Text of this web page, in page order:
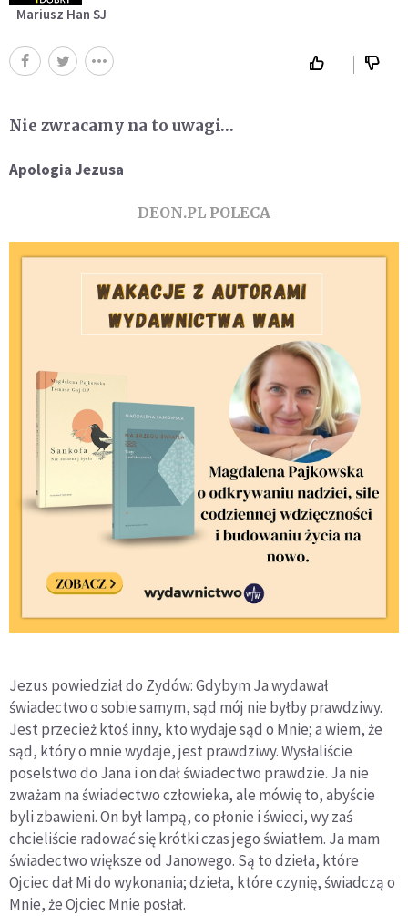
Mariusz Han SJ
Nie zwracamy na to uwagi…
Apologia Jezusa
DEON.PL POLECA
Jezus powiedział do Zydów: Gdybym Ja wydawał
świadectwo o sobie samym, sąd mój nie byłby prawdziwy.
Jest przecież ktoś inny, kto wydaje sąd o Mnie; a wiem, że
sąd, który o mnie wydaje, jest prawdziwy. Wysłaliście
poselstwo do Jana i on dał świadectwo prawdzie. Ja nie
zważam na świadectwo człowieka, ale mówię to, abyście
byli zbawieni. On był lampą, co płonie i świeci, wy zaś
chcieliście radować się krótki czas jego światłem. Ja mam
świadectwo większe od Janowego. Są to dzieła, które
Ojciec dał Mi do wykonania; dzieła, które czynię, świadczą o
Mnie, że Ojciec Mnie posłał.